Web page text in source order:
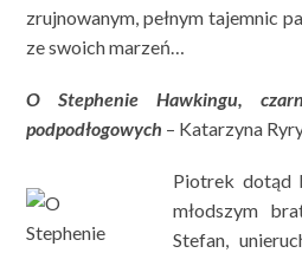
zrujnowanym, pełnym tajemnic
ze swoich marzeń…
O Stephenie Hawkingu,
podpodłogowych – Katarzyna
Piotrek dotąd
młodszym
Stefan,